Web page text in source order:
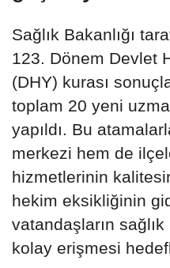
Sağlık Bakanlığı
123. Dönem Devlet
(DHY) kurası
toplam 20 yeni
yapıldı. Bu
merkezi hem de
hizmetlerinin
hekim eksikliğinin
vatandaşların
kolay erişmesi